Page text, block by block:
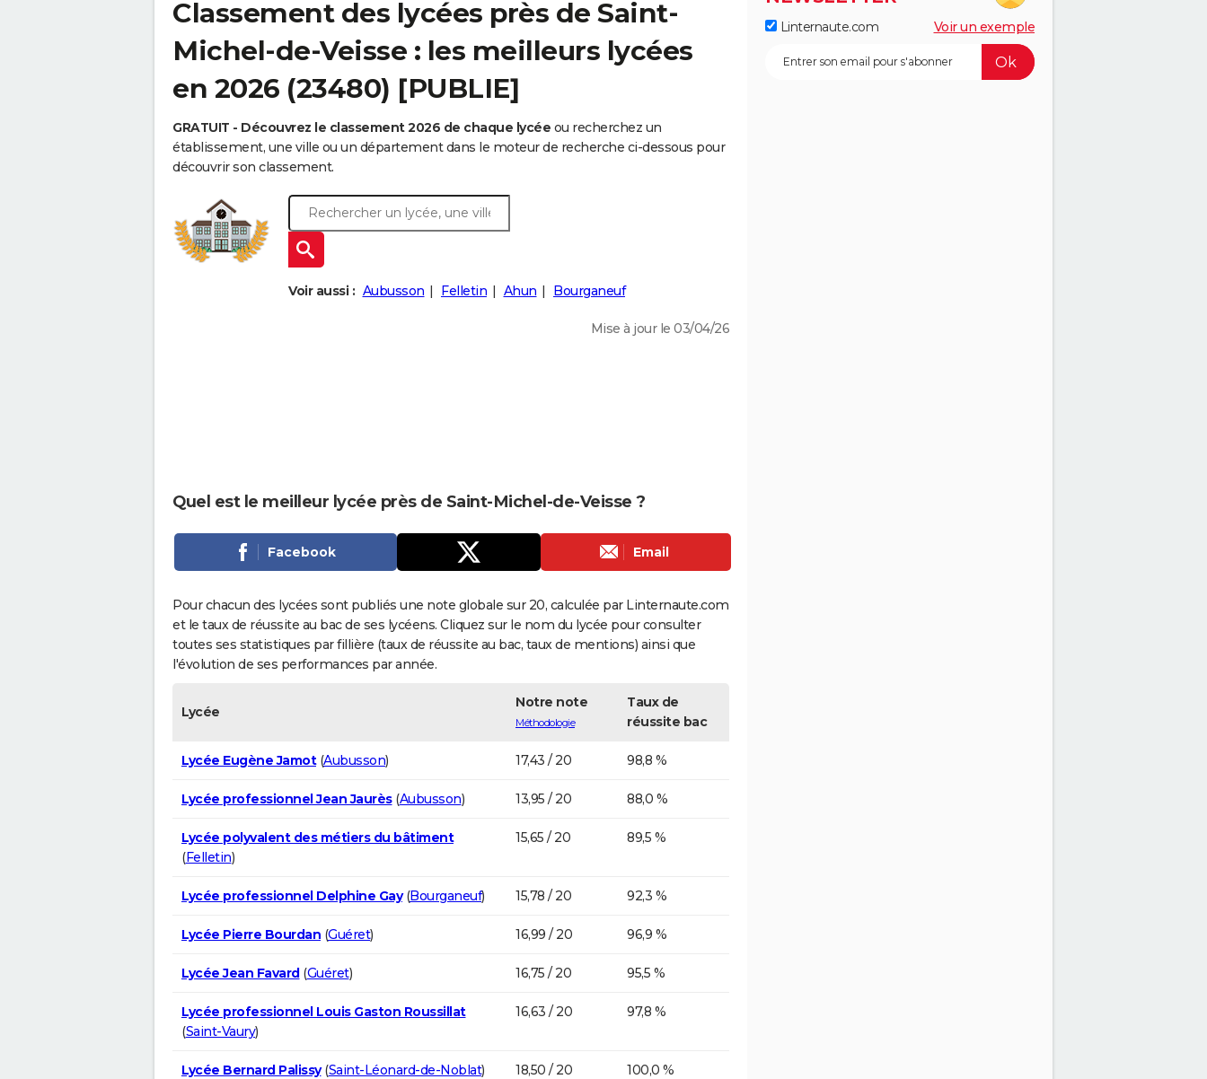
Classement des lycées près de Saint-
Michel-de-Veisse : les meilleurs lycées
en 2026 (23480) [PUBLIE]
GRATUIT - Découvrez le classement 2026 de chaque lycée ou recherchez un
établissement, une ville ou un département dans le moteur de recherche ci-dessous pour
découvrir son classement.
Voir aussi : Aubusson Felletin Ahun Bourganeuf
Mise à jour le 03/04/26
Quel est le meilleur lycée près de Saint-Michel-de-Veisse ?
Facebook Email
Pour chacun des lycées sont publiés une note globale sur 20, calculée par Linternaute.com
et le taux de réussite au bac de ses lycéens. Cliquez sur le nom du lycée pour consulter
toutes ses statistiques par fillière (taux de réussite au bac, taux de mentions) ainsi que
l'évolution de ses performances par année.
Lycée
Notre note
Méthodologie
Taux de
réussite bac
Lycée Eugène Jamot(Aubusson) 17,43 / 20 98,8 %
Lycée professionnel Jean Jaurès(Aubusson) 13,95 / 20 88,0 %
Lycée polyvalent des métiers du bâtiment
(Felletin)
15,65 / 20 89,5 %
Lycée professionnel Delphine Gay(Bourganeuf) 15,78 / 20 92,3 %
Lycée Pierre Bourdan (Guéret) 16,99 / 20 96,9 %
Lycée Jean Favard(Guéret) 16,75 / 20 95,5 %
Lycée professionnel Louis Gaston Roussillat
(Saint-Vaury)
16,63 / 20 97,8 %
Lycée Bernard Palissy(Saint-Léonard-de-Noblat) 18,50 / 20 100,0 %
Linternaute.com Voir un exemple